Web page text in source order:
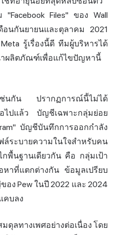
Files" ของ Wall
นกันยายนและตุลาคม 2021
รู้เรื่องนี้ดี ทีมผู้บริหารได้
ผลิตภัณฑ์เพื่อแก้ไขปัญหานี้
ช่นกัน ปรากฏการณ์นี้ไม่ได้
ไปแล้ว บัญชีเฉพาะกลุ่มย่อย
บัญชีบันทึกการออกกำลัง
ระบายความในใจสำหรับคน
พื้นฐานเดียวกัน คือ กลุ่มเป้า
หาที่แตกต่างกัน ข้อมูลเปรียบ
ง Pew ในปี 2022 และ 2024
คบลง
ดุลทางเพศอย่างต่อเนื่อง โดย